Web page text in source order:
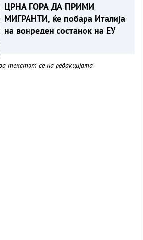
ЦРНА ГОРА ДА ПРИМИ
МИГРАНТИ, ќе побара Италија
на вонреден состанок на ЕУ
текстот се на редакцијата